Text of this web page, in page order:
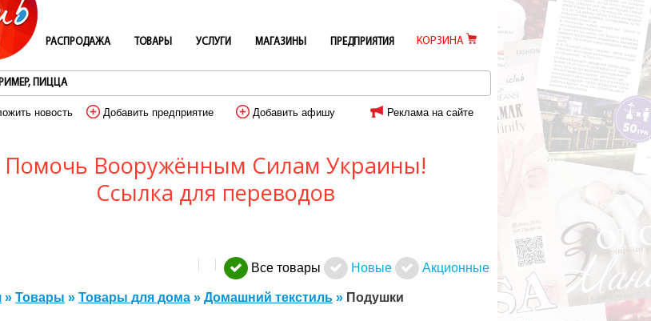
РАСПРОДАЖА ТОВАРЫ УСЛУГИ МАГАЗИНЫ ПРЕДПРИЯТИЯ КОРЗИНА
новость Добавить предприятие Добавить афишу Реклама на сайте
Помочь Вооружённым Силам Украины!
Ссылка для переводов
Все товары Новые Акционные
» Товары » Товары для дома » Домашний текстиль » Подушки